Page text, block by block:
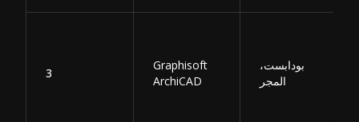
3
Graphisoft
ArchiCAD
بودابست،
المجر